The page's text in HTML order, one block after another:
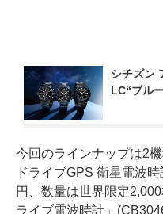
シチズン
LC“ブル
今回のラインナップは2
ドライブGPS 衛星電波
円、数量は世界限定
ライブ電波時計」